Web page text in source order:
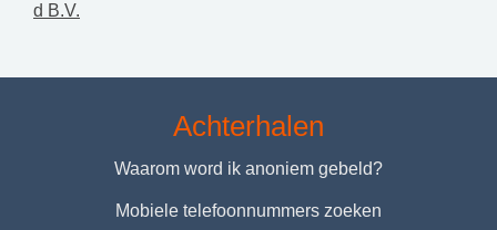
d B.V.
Achterhalen
Waarom word ik anoniem gebeld?
Mobiele telefoonnummers zoeken